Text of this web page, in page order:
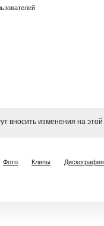
вносить изменения на
Фото Клипы Дискография